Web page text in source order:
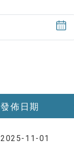
發佈日期
2025-11-01